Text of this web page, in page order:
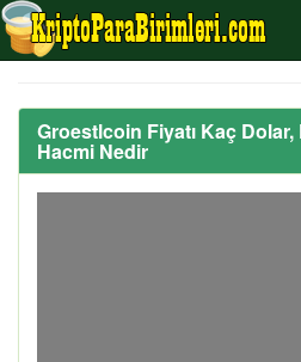
Groestlcoin Fiyatı Kaç
Hacmi Nedir